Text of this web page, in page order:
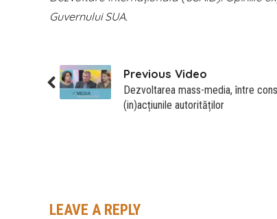
Guvernului SUA.
Previous Video
Dezvoltarea mass-media, între
(in)acțiunile autorităților
LEAVE A REPLY